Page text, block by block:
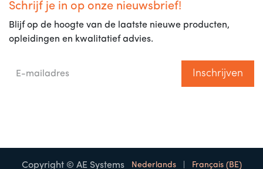
Schrijf je in op onze nieuwsbrief!
Blijf op de hoogte van de laatste nieuwe producten,
opleidingen en kwalitatief advies.
Inschrijven
Copyright © AE Systems Nederlands Français (BE)